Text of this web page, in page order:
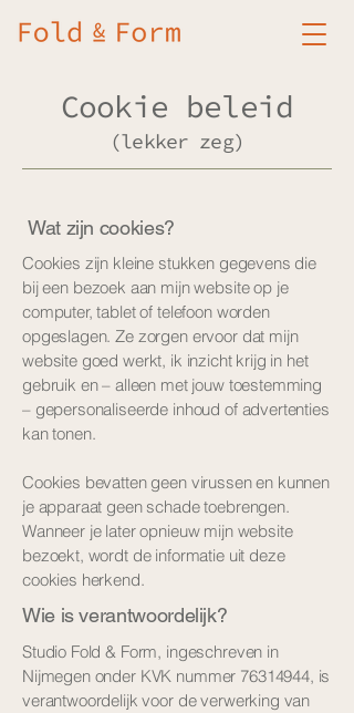
Cookie beleid
(lekker zeg)
Wat zijn cookies?
Cookies zijn kleine stukken gegevens die
bij een bezoek aan mijn website op je
computer, tablet of telefoon worden
opgeslagen. Ze zorgen ervoor dat mijn
website goed werkt, ik inzicht krijg in het
gebruik en – alleen met jouw toestemming
– gepersonaliseerde inhoud of advertenties
kan tonen.
Cookies bevatten geen virussen en kunnen
je apparaat geen schade toebrengen.
Wanneer je later opnieuw mijn website
bezoekt, wordt de informatie uit deze
cookies herkend.
Wie is verantwoordelijk?
Studio Fold & Form, ingeschreven in
Nijmegen onder KVK nummer 76314944, is
verantwoordelijk voor de verwerking van